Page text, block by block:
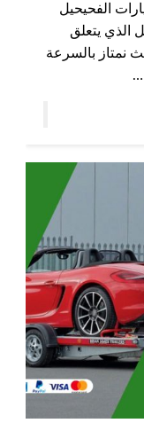
الفحيحيل
الذي يتعلق
نمتاز بالسرعة